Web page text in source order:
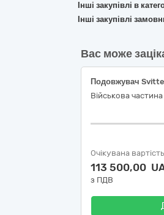
Інші закупівлі в
Інші закупівлі
Вас може
Військова
Очікувана вартість
113 500,00
з ПДВ